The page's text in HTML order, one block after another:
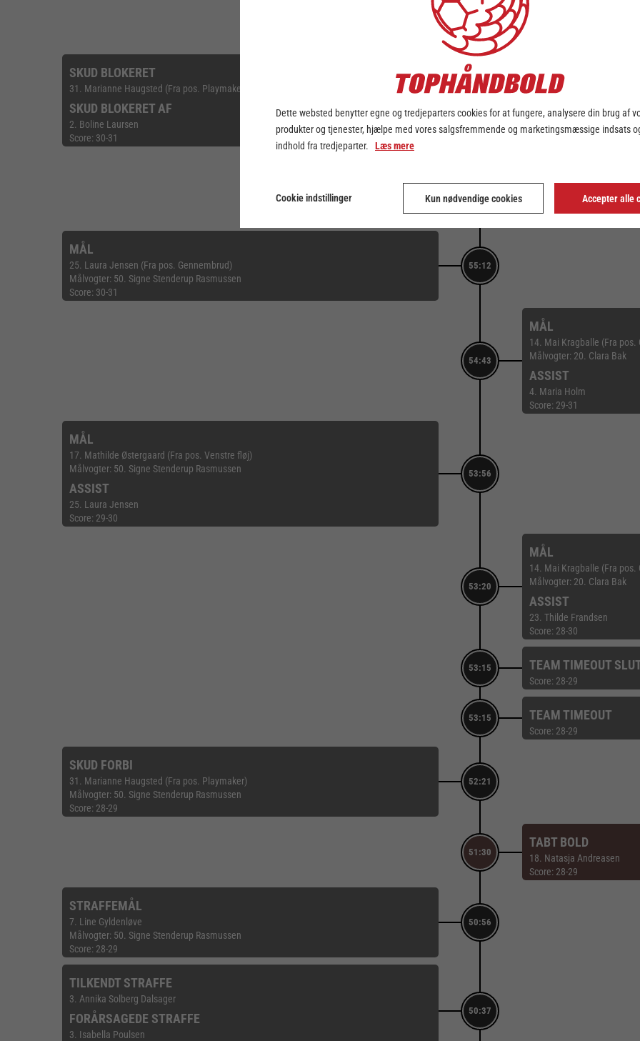
ASSIST
SKUD BLOKERET
31. Marianne Haugsted (Fra pos. Playmaker)
SKUD BLOKERET AF
2. Boline Laursen
Score: 30-31
Målvogter: 20. Clara Bak
Score: 30-31
55:12
MÅL
25. Laura Jensen (Fra pos. Gennembrud)
Målvogter: 50. Signe Stenderup Rasmussen
Score: 30-31
54:43
MÅL
14. Mai Kragballe (Fra pos.
Målvogter: 20. Clara Bak
ASSIST
4. Maria Holm
Score: 29-31
53:56
MÅL
17. Mathilde Østergaard (Fra pos. Venstre fløj)
Målvogter: 50. Signe Stenderup Rasmussen
ASSIST
25. Laura Jensen
Score: 29-30
53:20
MÅL
14. Mai Kragballe (Fra pos.
Målvogter: 20. Clara Bak
ASSIST
23. Thilde Frandsen
Score: 28-30
53:15 TEAM TIMEOUT
Score: 28-29
53:15 TEAM TIMEOUT
Score: 28-29
52:21
SKUD FORBI
31. Marianne Haugsted (Fra pos. Playmaker)
Målvogter: 50. Signe Stenderup Rasmussen
Score: 28-29
51:30
TABT BOLD
18. Natasja Andreasen
Score: 28-29
50:56
STRAFFEMÅL
7. Line Gyldenløve
Målvogter: 50. Signe Stenderup Rasmussen
Score: 28-29
50:37
TILKENDT STRAFFE
3. Annika Solberg Dalsager
FORÅRSAGEDE STRAFFE
3. Isabella Poulsen
Dette websted benytter egne og tredjeparters cookies for at fungere, analysere din brug af
produkter og tjenester, hjælpe med vores salgsfremmende og marketingsmæssige indsats
indhold fra tredjeparter. Læs mere
Cookie indstillinger Kun nødvendige cookies Accepter alle